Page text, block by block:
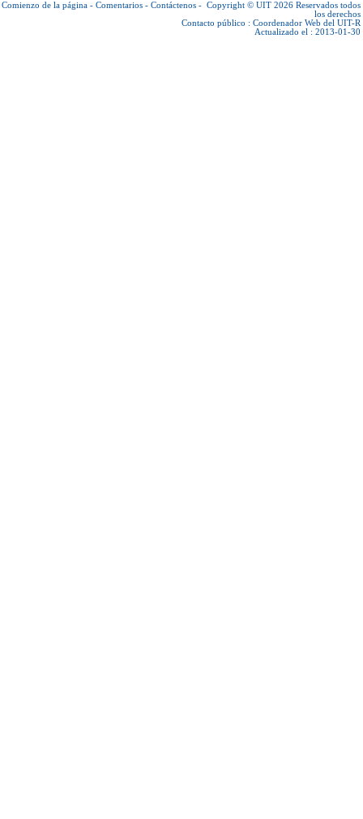
Comienzo de la página - Comentarios - Contáctenos - Copyright © UIT 2026 Reservados todos
los derechos
Contacto público : Coordenador Web del UIT-R
Actualizado el : 2013-01-30